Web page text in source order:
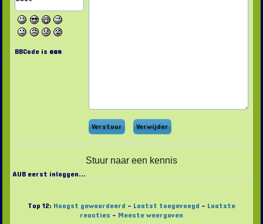
BBCode is aan
Stuur naar een kennis
AUB eerst inloggen...
Top 12: Hoogst gewaardeerd - Laatst toegevoegd - Laatste
reacties - Meeste weergaven